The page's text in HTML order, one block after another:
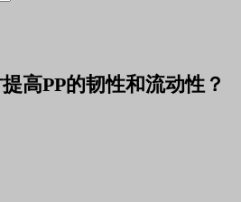
高PP的韧性和流动性？